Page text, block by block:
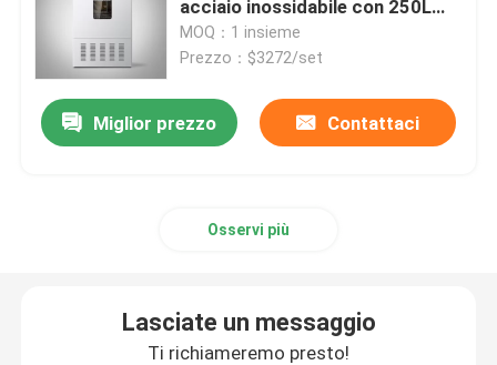
Shaker Incubator orbitale
Incubatrice di CO2
Agitatore incubatore per piastrine
acciaio inossidabile con 250L
refrigerato
MOQ：1 insieme
Prezzo：$3272/set
Miglior prezzo Contattaci
Osservi più
Lasciate un messaggio
Ti richiameremo presto!